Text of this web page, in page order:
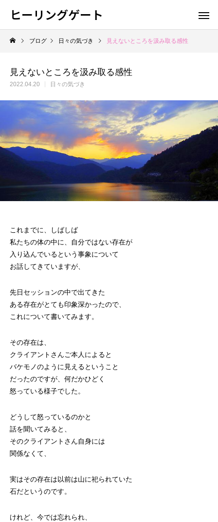
ヒーリングゲート
ブログ 日々の気づき 見えないところを汲み取る感性
見えないところを汲み取る感性
2022.04.20 日々の気づき
これまでに、しばしば
私たちの体の中に、自分ではない存在が
入り込んでいるという事象について
お話してきていますが、
先日セッションの中で出てきた
ある存在がとても印象深かったので、
これについて書いてみます。
その存在は、
クライアントさんご本人によると
バケモノのように見えるということ
だったのですが、何だかひどく
怒っている様子でした。
どうして怒っているのかと
話を聞いてみると、
そのクライアントさん自身には
関係なくて、
実はその存在は以前は山に祀られていた
石だというのです。
けれど、今では忘れられ、